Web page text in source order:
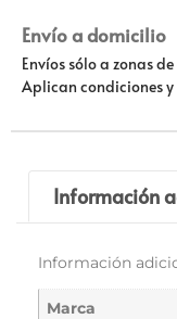
Envío a domicilio
Envíos sólo a zonas
Aplican condiciones y
Información
Información
Marca